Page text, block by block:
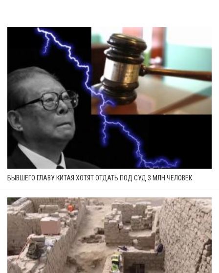
БЫВШЕГО ГЛАВУ КИТАЯ ХОТЯТ ОТДАТЬ ПОД СУД 3 МЛН ЧЕЛОВЕК